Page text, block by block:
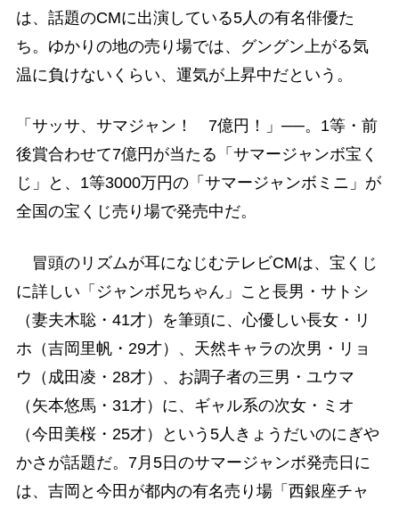
は、話題のCMに出演している5人の有名俳優た
ち。ゆかりの地の売り場では、グングン上がる気
温に負けないくらい、運気が上昇中だという。
「サッサ、サマジャン！ 7億円！」──。1等・前
後賞合わせて7億円が当たる「サマージャンボ宝く
じ」と、1等3000万円の「サマージャンボミニ」が
全国の宝くじ売り場で発売中だ。
冒頭のリズムが耳になじむテレビCMは、宝くじ
に詳しい「ジャンボ兄ちゃん」こと長男・サトシ
（妻夫木聡・41才）を筆頭に、心優しい長女・リ
ホ（吉岡里帆・29才）、天然キャラの次男・リョ
ウ（成田凌・28才）、お調子者の三男・ユウマ
（矢本悠馬・31才）に、ギャル系の次女・ミオ
（今田美桜・25才）という5人きょうだいのにぎや
かさが話題だ。7月5日のサマージャンボ発売日に
は、吉岡と今田が都内の有名売り場「西銀座チャ